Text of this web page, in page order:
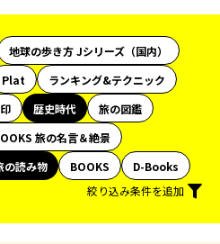
地球の歩き方 Jシリーズ（国内）
Plat
ランキング&テクニック
歴史時代
旅の図鑑
旅の名言＆絶景
の読み物 BOOKS
D-Books
絞り込み条件を追加